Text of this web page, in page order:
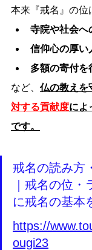
本来『戒名』の位
寺院や社会へ
信仰心の厚い
多額の寄付を
など、 仏の教えを
対する貢献度によ
です。
戒名の読み方
｜戒名の位
に戒名の基本
https://
ougi23